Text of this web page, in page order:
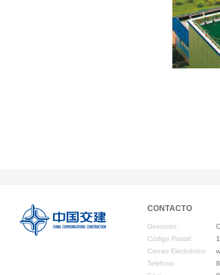
CONTACTO
Dirección:
Código Postal:
Correo Electrónico:
Teléfono: